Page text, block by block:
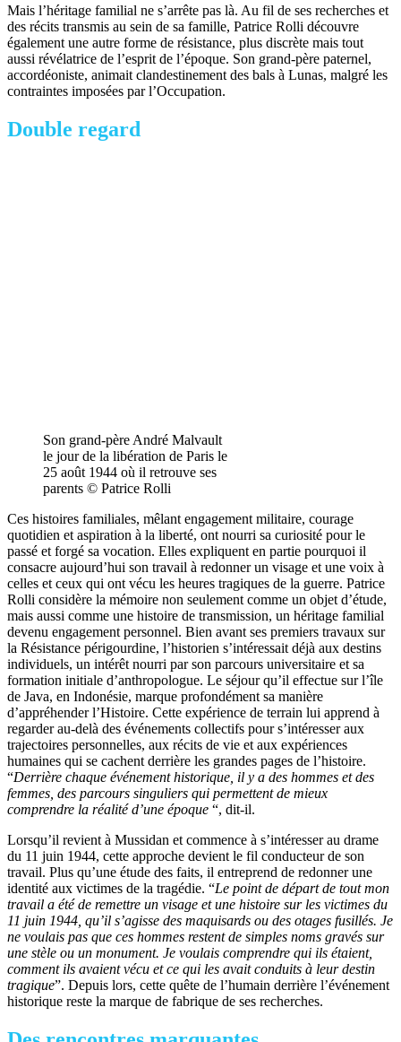
Mais l’héritage familial ne s’arrête pas là. Au fil de ses recherches et
des récits transmis au sein de sa famille, Patrice Rolli découvre
également une autre forme de résistance, plus discrète mais tout
aussi révélatrice de l’esprit de l’époque. Son grand-père paternel,
accordéoniste, animait clandestinement des bals à Lunas, malgré les
contraintes imposées par l’Occupation.
Double regard
Son grand-père André Malvault
le jour de la libération de Paris le
25 août 1944 où il retrouve ses
parents © Patrice Rolli
Ces histoires familiales, mêlant engagement militaire, courage
quotidien et aspiration à la liberté, ont nourri sa curiosité pour le
passé et forgé sa vocation. Elles expliquent en partie pourquoi il
consacre aujourd’hui son travail à redonner un visage et une voix à
celles et ceux qui ont vécu les heures tragiques de la guerre. Patrice
Rolli considère la mémoire non seulement comme un objet d’étude,
mais aussi comme une histoire de transmission, un héritage familial
devenu engagement personnel. Bien avant ses premiers travaux sur
la Résistance périgourdine, l’historien s’intéressait déjà aux destins
individuels, un intérêt nourri par son parcours universitaire et sa
formation initiale d’anthropologue. Le séjour qu’il effectue sur l’île
de Java, en Indonésie, marque profondément sa manière
d’appréhender l’Histoire. Cette expérience de terrain lui apprend à
regarder au-delà des événements collectifs pour s’intéresser aux
trajectoires personnelles, aux récits de vie et aux expériences
humaines qui se cachent derrière les grandes pages de l’histoire.
“Derrière chaque événementhistorique, il y a des hommes et des
femmes, des parcours singuliers qui permettent de mieux
comprendre la réalité d’une époque “, dit-il.
Lorsqu’il revient à Mussidan et commence à s’intéresser au drame
du 11 juin 1944, cette approche devient le fil conducteur de son
travail. Plus qu’une étude des faits, il entreprend de redonner une
identité aux victimes de la tragédie. “Le point de départ de tout mon
travail a été de remettre un visage et une histoire sur les victimes du
11 juin 1944, qu’il s’agisse des maquisards ou des otages fusillés. Je
ne voulais pas que ces hommes restent de simples noms gravés sur
une stèle ou un monument. Je voulais comprendre qui ils étaient,
comment ils avaient vécu et ce qui les avait conduits à leur destin
tragique”. Depuis lors, cette quête de l’humain derrière l’événement
historique reste la marque de fabrique de ses recherches.